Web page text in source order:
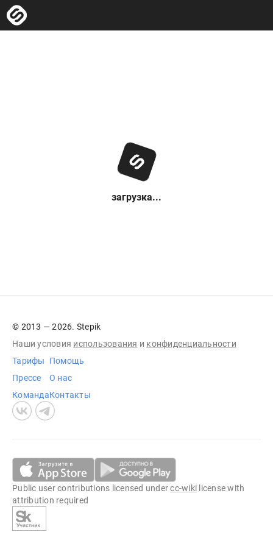
загрузка...
© 2013 — 2026. Stepik
Наши условия использования и конфиденциальности
Тарифы
Прессе
Команда
Помощь
О нас
Контакты
Public user contributions licensed undercc-wiki license with
attribution required